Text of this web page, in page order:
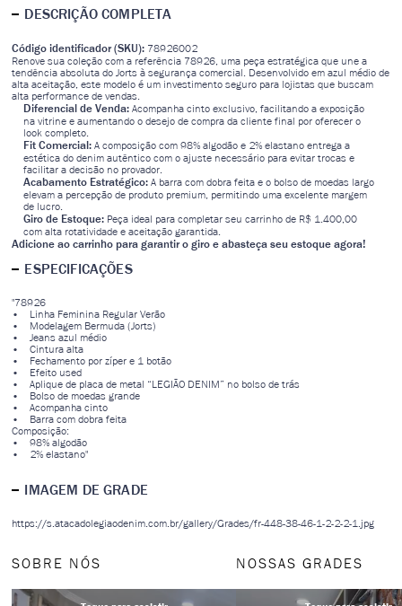
DESCRIÇÃO COMPLETA
Código identificador (SKU): 78926002
Renove sua coleção com a referência 78926, uma peça estratégica que une a
tendência absoluta do Jorts à segurança comercial. Desenvolvido em azul médio de
alta aceitação, este modelo é um investimento seguro para lojistas que buscam
alta performance de vendas.
Diferencial de Venda: Acompanha cinto exclusivo, facilitando a exposição
na vitrine e aumentando o desejo de compra da cliente final por oferecer o
look completo.
Fit Comercial: A composição com 98% algodão e 2% elastano entrega a
estética do denim autêntico com o ajuste necessário para evitar trocas e
facilitar a decisão no provador.
Acabamento Estratégico: A barra com dobra feita e o bolso de moedas largo
elevam a percepção de produto premium, permitindo uma excelente margem
de lucro.
Giro de Estoque: Peça ideal para completar seu carrinho de R$ 1.400,00
com alta rotatividade e aceitação garantida.
Adicione ao carrinho para garantir o giro e abasteça seu estoque agora!
ESPECIFICAÇÕES
"78926
• Linha Feminina Regular Verão
• Modelagem Bermuda (Jorts)
• Jeans azul médio
• Cintura alta
• Fechamento por zíper e 1 botão
• Efeito used
• Aplique de placa de metal “LEGIÃO DENIM” no bolso de trás
• Bolso de moedas grande
• Acompanha cinto
• Barra com dobra feita
Composição:
• 98% algodão
• 2% elastano"
IMAGEM DE GRADE
https://s.atacadolegiaodenim.com.br/gallery/Grades/fr-448-38-46-1-2-2-2-1.jpg
SOBRE NÓS NOSSAS GRADES